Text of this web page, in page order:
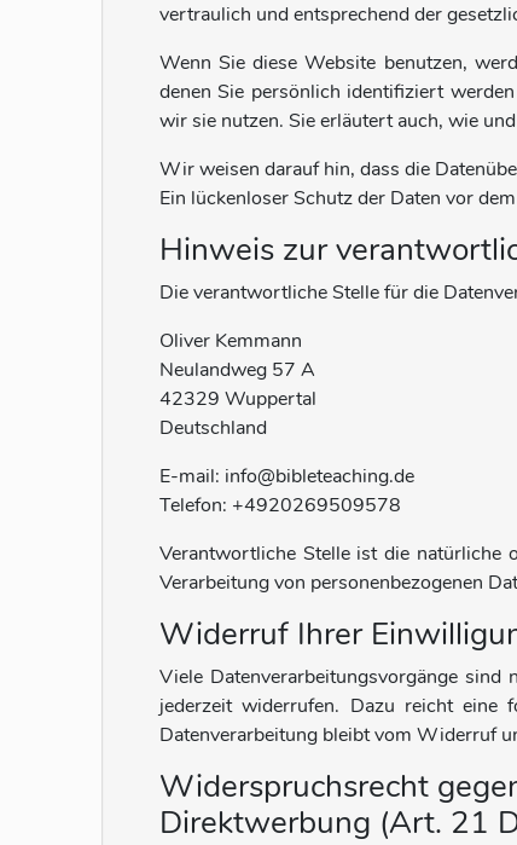
vertraulich und entsprechend der
Wenn Sie diese Website benutzen,
denen Sie persönlich identifiziert
wir sie nutzen. Sie erläutert auch, wie
Wir weisen darauf hin, dass die
Ein lückenloser Schutz der Daten vor
Hinweis zur
Die verantwortliche Stelle für die
Oliver Kemmann
Neulandweg 57 A
42329 Wuppertal
Deutschland
E-mail: info@bibleteaching.de
Telefon: +4920269509578
Verantwortliche Stelle ist die natürliche
Verarbeitung von personenbezogenen
Widerruf Ihrer
Viele Datenverarbeitungsvorgänge
jederzeit widerrufen. Dazu reicht
Datenverarbeitung bleibt vom Widerruf
Widerspruchsrecht
Direktwerbung (Art. 21